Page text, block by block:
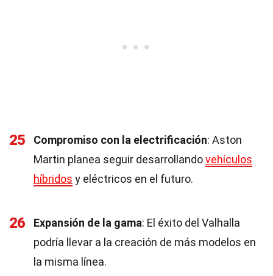
25 Compromiso con la electrificación: Aston
Martin planea seguir desarrollandovehículos
híbridos y eléctricos en el futuro.
26 Expansión de la gama: El éxito del Valhalla
podría llevar a la creación de más modelos en
la misma línea.